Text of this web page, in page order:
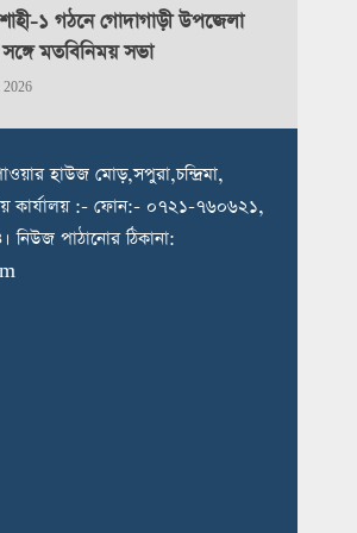
১ গঠনে গোদাগাড়ী উপজেলা
মতবিনিময় সভা
হাউজ মোড়,সপুরা,চন্দ্রিমা,
কার্যালয় :- ফোন:- ০৭২১-৭৬০৬২১,
পাঠানোর ঠিকানা: